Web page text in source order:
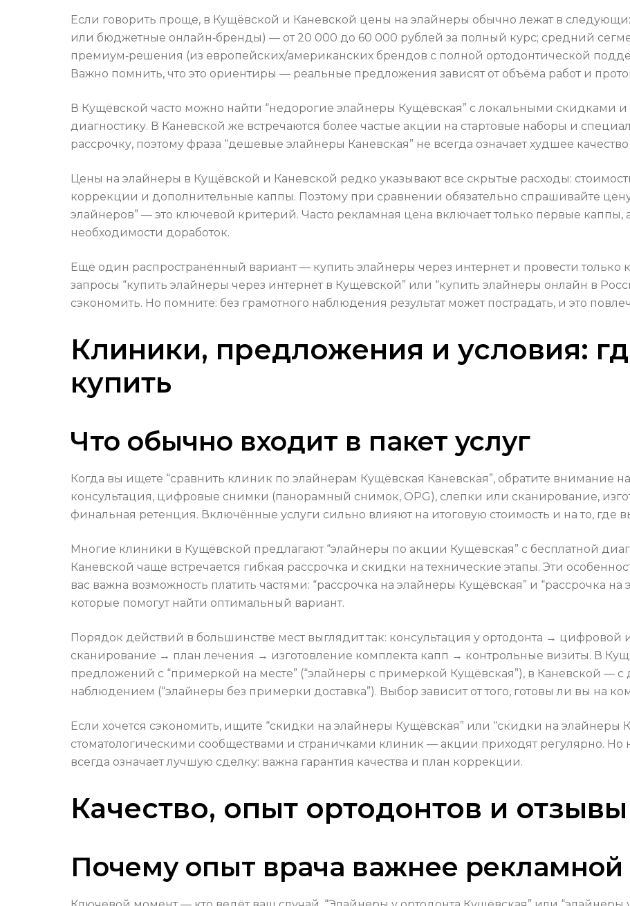
Если говорить проще, в Кущёвской и Каневской цены на элайнеры обычно лежат в
или бюджетные онлайн‑бренды) — от 20 000 до 60 000 рублей за полный курс; средний
премиум‑решения (из европейских/американских брендов с полной ортодонтической
Важно помнить, что это ориентиры — реальные предложения зависят от объёма работ и
В Кущёвской часто можно найти “недорогие элайнеры Кущёвская” с локальными скидками и
диагностику. В Каневской же встречаются более частые акции на стартовые наборы и
рассрочку, поэтому фраза “дешевые элайнеры Каневская” не всегда означает худшее
Цены на элайнеры в Кущёвской и Каневской редко указывают все скрытые расходы:
коррекции и дополнительные каппы. Поэтому при сравнении обязательно спрашивайте цену
элайнеров” — это ключевой критерий. Часто рекламная цена включает только первые каппы,
необходимости доработок.
Ещё один распространённый вариант — купить элайнеры через интернет и провести только
запросы “купить элайнеры через интернет в Кущёвской” или “купить элайнеры онлайн в
сэкономить. Но помните: без грамотного наблюдения результат может пострадать, и это
Клиники, предложения и условия:
купить
Что обычно входит в пакет услуг
Когда вы ищете “сравнить клиник по элайнерам Кущёвская Каневская”, обратите внимание на
консультация, цифровые снимки (панорамный снимок, OPG), слепки или сканирование,
финальная ретенция. Включённые услуги сильно влияют на итоговую стоимость и на то, где
Многие клиники в Кущёвской предлагают “элайнеры по акции Кущёвская” с бесплатной
Каневской чаще встречается гибкая рассрочка и скидки на технические этапы. Эти
вас важна возможность платить частями: “рассрочка на элайнеры Кущёвская” и “рассрочка
которые помогут найти оптимальный вариант.
Порядок действий в большинстве мест выглядит так: консультация у ортодонта →
сканирование → план лечения → изготовление комплекта капп → контрольные визиты. В
предложений с “примеркой на месте” (“элайнеры с примеркой Кущёвская”), в Каневской —
наблюдением (“элайнеры без примерки доставка”). Выбор зависит от того, готовы ли вы на
Если хочется сэкономить, ищите “скидки на элайнеры Кущёвская” или “скидки на элайнеры
стоматологическими сообществами и страничками клиник — акции приходят регулярно. Но
всегда означает лучшую сделку: важна гарантия качества и план коррекции.
Качество, опыт ортодонтов и отзывы
Почему опыт врача важнее рекламной